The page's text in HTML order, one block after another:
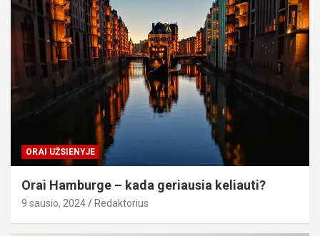
ORAI UŽSIENYJE
Orai Hamburge – kada geriausia keliauti?
9 sausio, 2024 Redaktorius